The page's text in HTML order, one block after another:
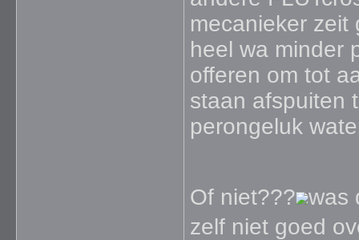
mecanieker zeit
heel wa minder
offeren om tot
staan afspuiten
perongeluk
Of niet??? was
zelf niet goed